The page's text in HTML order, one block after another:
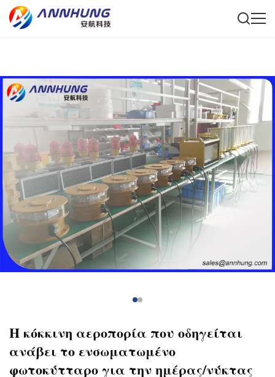
Η κόκκινη αεροπορία που οδηγείται
ανάβει το ενσωματωμένο
φωτοκύτταρο για την ημέρας/νύκτας